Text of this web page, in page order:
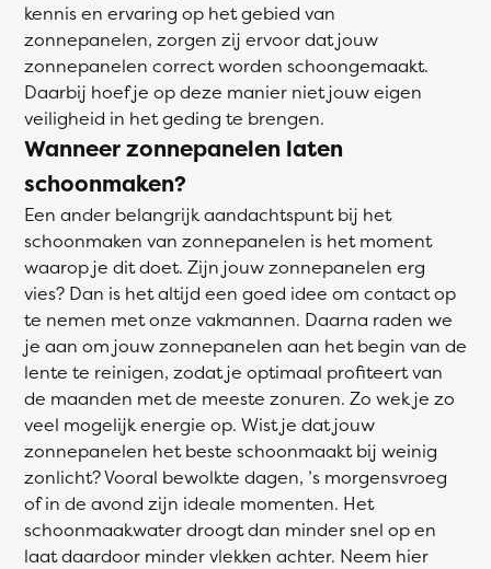
kennis en ervaring op het gebied van
zonnepanelen, zorgen zij ervoor dat jouw
zonnepanelen correct worden schoongemaakt.
Daarbij hoef je op deze manier niet jouw eigen
veiligheid in het geding te brengen.
Wanneer zonnepanelen laten
schoonmaken?
Een ander belangrijk aandachtspunt bij het
schoonmaken van zonnepanelen is het moment
waarop je dit doet. Zijn jouw zonnepanelen erg
vies? Dan is het altijd een goed idee om contact op
te nemen met onze vakmannen. Daarna raden we
je aan om jouw zonnepanelen aan het begin van de
lente te reinigen, zodat je optimaal profiteert van
de maanden met de meeste zonuren. Zo wek je zo
veel mogelijk energie op. Wist je dat jouw
zonnepanelen het beste schoonmaakt bij weinig
zonlicht? Vooral bewolkte dagen, ’s morgensvroeg
of in de avond zijn ideale momenten. Het
schoonmaakwater droogt dan minder snel op en
laat daardoor minder vlekken achter. Neem hier